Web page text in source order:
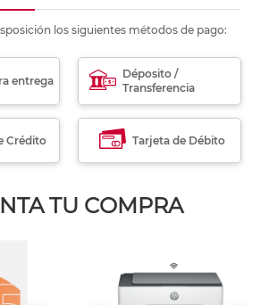
los siguientes métodos de pago:
entrega
Déposito /
Transferencia
Crédito Tarjeta de Débito
TU COMPRA